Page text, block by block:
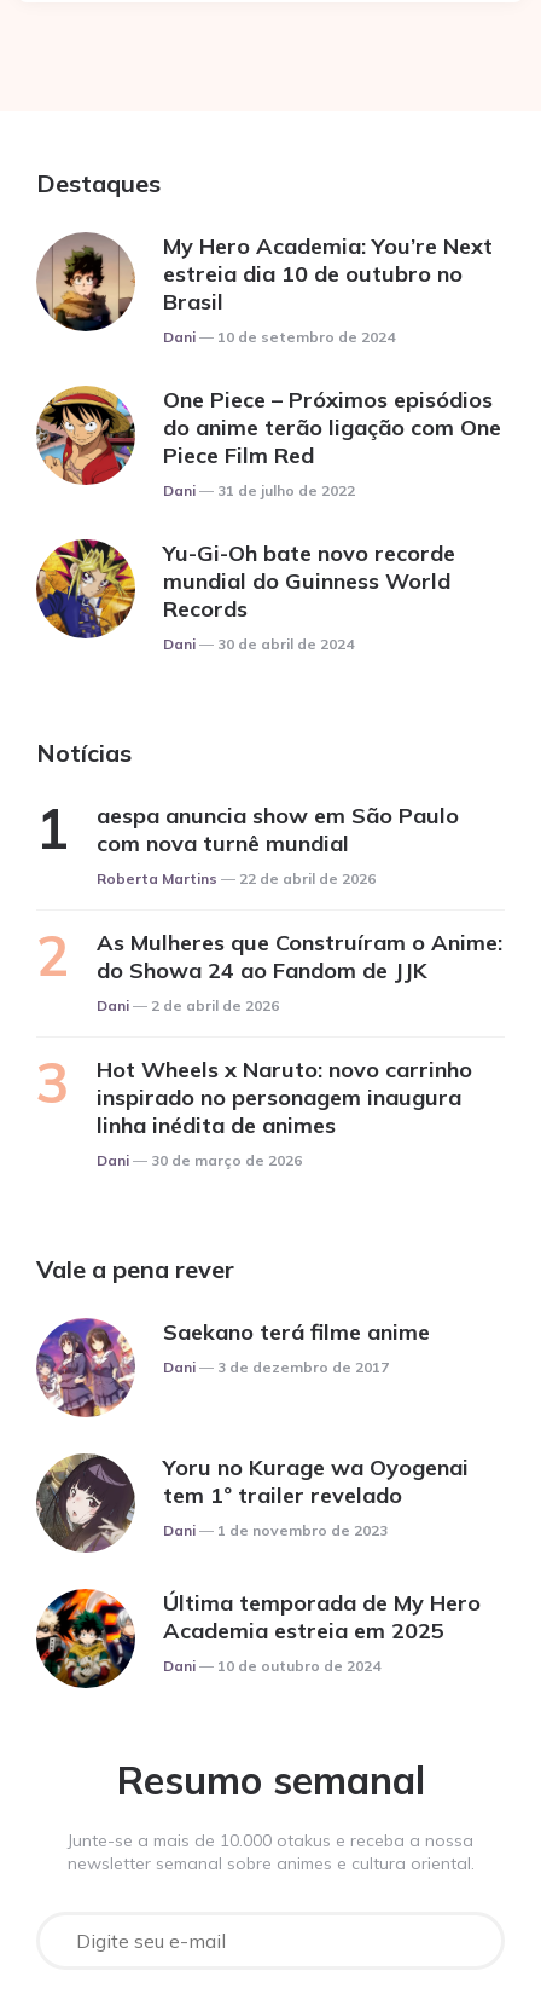
Destaques
My Hero Academia: You’re Next
estreia dia 10 de outubro no
Brasil
Posted
Dani 10 de setembro de 2024
One Piece – Próximos episódios
do anime terão ligação com One
Piece Film Red
Posted
Dani 31 de julho de 2022
Yu-Gi-Oh bate novo recorde
mundial do Guinness World
Records
Posted
Dani 30 de abril de 2024
Notícias
aespa anuncia show em São Paulo
com nova turnê mundial
Posted
Roberta Martins 22 de abril de 2026
As Mulheres que Construíram o Anime:
do Showa 24 ao Fandom de JJK
Posted
Dani 2 de abril de 2026
Hot Wheels x Naruto: novo carrinho
inspirado no personagem inaugura
linha inédita de animes
Posted
Dani 30 de março de 2026
Vale a pena rever
Saekano terá filme anime
Posted
Dani 3 de dezembro de 2017
Yoru no Kurage wa Oyogenai
tem 1º trailer revelado
Posted
Dani 1 de novembro de 2023
Última temporada de My Hero
Academia estreia em 2025
Posted
Dani 10 de outubro de 2024
Resumo semanal
Junte-se a mais de 10.000 otakus e receba a nossa
newsletter semanal sobre animes e cultura oriental.